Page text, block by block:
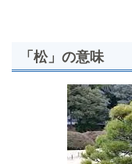
「松」の意味